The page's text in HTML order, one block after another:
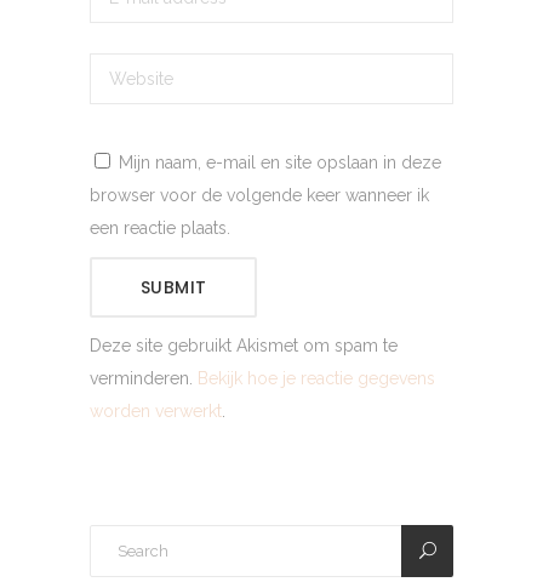
Mijn naam, e-mail en site opslaan in deze
browser voor de volgende keer wanneer ik
een reactie plaats.
SUBMIT
Deze site gebruikt Akismet om spam te
verminderen.
Bekijk hoe je reactie gegevens
worden verwerkt